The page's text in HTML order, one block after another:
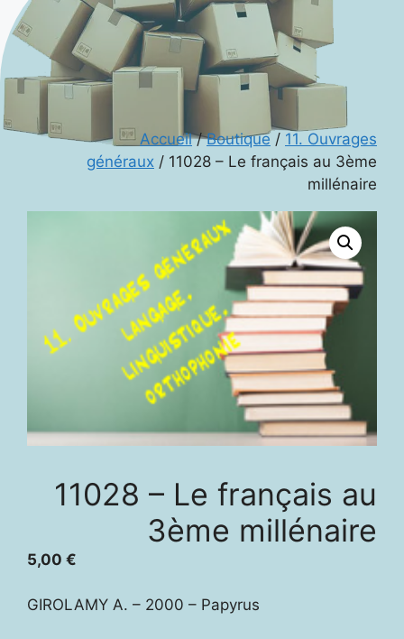
Accueil/Boutique / 11. Ouvrages
généraux / 11028 – Le français au 3ème
millénaire
11028 – Le français au
3ème millénaire
5,00 €
GIROLAMY A. – 2000 – Papyrus